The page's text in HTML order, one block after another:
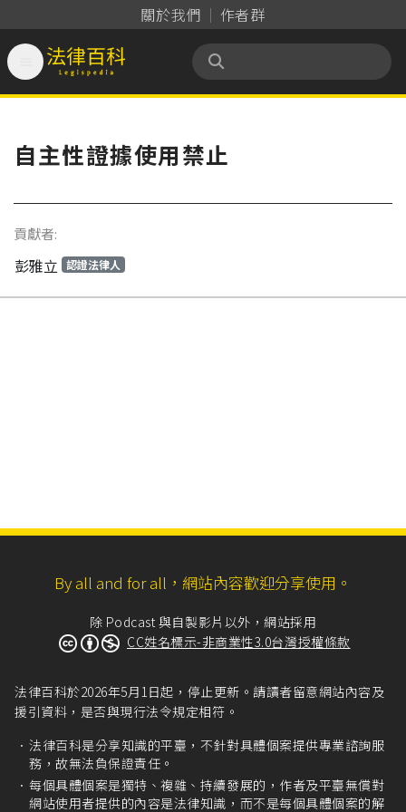
關於我們 作者群
法律百科 Legispedia
自主性證據使用禁止
貢獻者:
彭雅立 認證法律人
By all and for all，網站內容歡迎分享使用。
除 Podcast 與自製影片以外，網站採用
CC姓名標示-非商業性3.0台灣授權條款
法律百科於2026年5月1日起，停止更新。請讀者留意網站內容及
援引資料，是否與現行法令規定相符。
法律百科是分享知識的平臺，不針對具體個案提供專業諮詢服
務，故無法負保證責任。
每個具體個案是獨特、複雜、持續發展的，作者及平臺無償對
網站使用者提供的內容是法律知識，而不是每個具體個案的解